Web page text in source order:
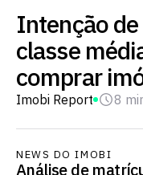
Intenção
classe
comprar
Imobi Report 8
NEWS DO IMOBI
Análise de